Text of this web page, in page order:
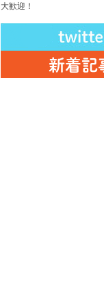
大歓迎！